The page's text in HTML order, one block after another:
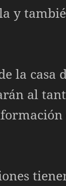
y
la casa
al